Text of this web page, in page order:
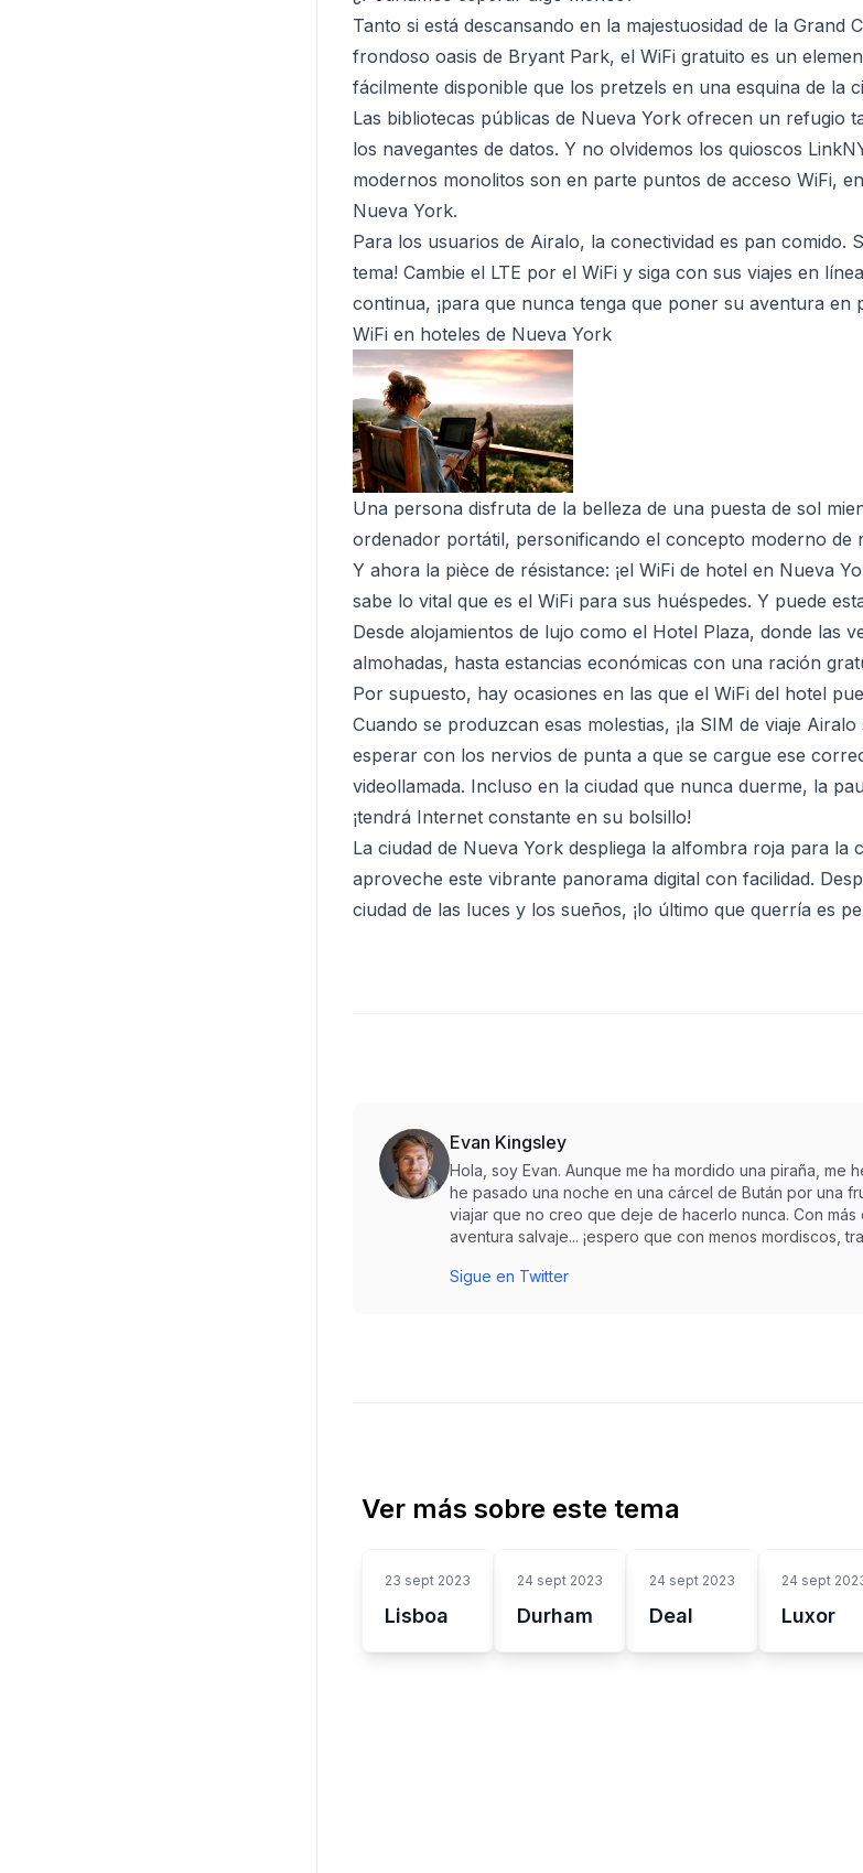
Tanto si está descansando en la majestuosidad de la
frondoso oasis de Bryant Park, el WiFi gratuito es un
fácilmente disponible que los pretzels en una esquina de la
Las bibliotecas públicas de Nueva York ofrecen un refugio
los navegantes de datos. Y no olvidemos los quioscos
modernos monolitos son en parte puntos de acceso WiFi,
Nueva York.
Para los usuarios de Airalo, la conectividad es pan comido.
tema! Cambie el LTE por el WiFi y siga con sus viajes en
continua, ¡para que nunca tenga que poner su aventura en
WiFi en hoteles de Nueva York
Una persona disfruta de la belleza de una puesta de sol
ordenador portátil, personificando el concepto moderno de
Y ahora la pièce de résistance: ¡el WiFi de hotel en Nueva
sabe lo vital que es el WiFi para sus huéspedes. Y puede
Desde alojamientos de lujo como el Hotel Plaza, donde las
almohadas, hasta estancias económicas con una ración
Por supuesto, hay ocasiones en las que el WiFi del hotel
Cuando se produzcan esas molestias, ¡la SIM de viaje
esperar con los nervios de punta a que se cargue ese
videollamada. Incluso en la ciudad que nunca duerme, la
¡tendrá Internet constante en su bolsillo!
La ciudad de Nueva York despliega la alfombra roja para la
aproveche este vibrante panorama digital con facilidad.
ciudad de las luces y los sueños, ¡lo último que querría es
Evan Kingsley
Hola, soy Evan. Aunque me ha mordido una piraña,
he pasado una noche en una cárcel de Bután por una
viajar que no creo que deje de hacerlo nunca. Con
aventura salvaje... ¡espero que con menos mordiscos,
Sigue en Twitter
Ver más sobre este tema
23 sept 2023
Lisboa
24 sept 2023
Durham
24 sept 2023
Deal
24 sept
Luxor